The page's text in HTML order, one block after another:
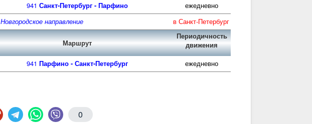
941Санкт-Петербург - Парфино
ежедневно
Новгородское направление в Санкт-Петербург
Маршрут
Периодичность
движения
941Парфино - Санкт-Петербург ежедневно
0